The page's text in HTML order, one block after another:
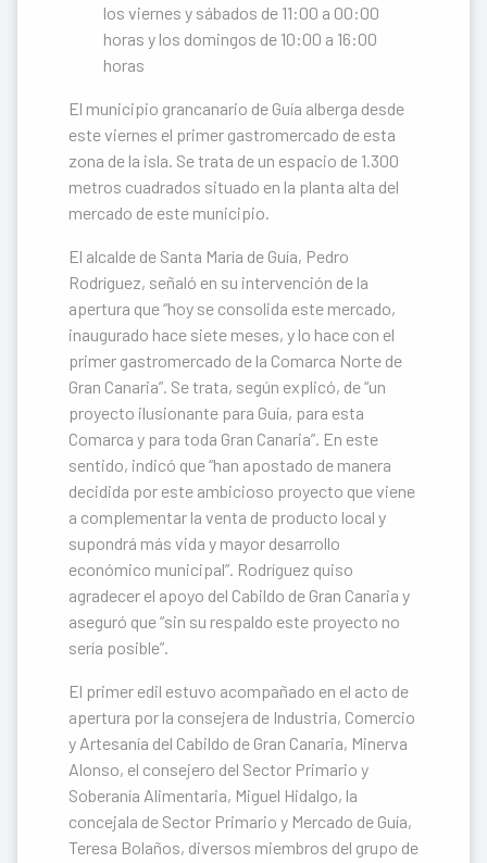
los viernes y sábados de 11:00 a 00:00
horas y los domingos de 10:00 a 16:00
horas
El municipio grancanario de Guía alberga desde
este viernes el primer gastromercado de esta
zona de la isla. Se trata de un espacio de 1.300
metros cuadrados situado en la planta alta del
mercado de este municipio.
El alcalde de Santa María de Guía, Pedro
Rodríguez, señaló en su intervención de la
apertura que “hoy se consolida este mercado,
inaugurado hace siete meses, y lo hace con el
primer gastromercado de la Comarca Norte de
Gran Canaria”. Se trata, según explicó, de “un
proyecto ilusionante para Guía, para esta
Comarca y para toda Gran Canaria”. En este
sentido, indicó que “han apostado de manera
decidida por este ambicioso proyecto que viene
a complementar la venta de producto local y
supondrá más vida y mayor desarrollo
económico municipal”. Rodríguez quiso
agradecer el apoyo del Cabildo de Gran Canaria y
aseguró que “sin su respaldo este proyecto no
sería posible”.
El primer edil estuvo acompañado en el acto de
apertura por la consejera de Industria, Comercio
y Artesanía del Cabildo de Gran Canaria, Minerva
Alonso, el consejero del Sector Primario y
Soberanía Alimentaria, Miguel Hidalgo, la
concejala de Sector Primario y Mercado de Guía,
Teresa Bolaños, diversos miembros del grupo de